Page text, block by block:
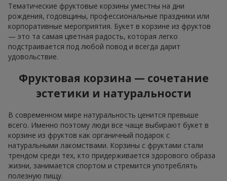
Тематические фруктовые корзины уместны на дни
рождения, годовщины, профессиональные праздники или
корпоративные мероприятия. Букет в корзине из фруктов
— это та самая цветная радость, которая легко
подстраивается под любой повод и всегда дарит
удовольствие.
Фруктовая корзина — сочетание
эстетики и натуральности
В современном мире натуральность ценится превыше
всего. Именно поэтому люди все чаще выбирают букет в
корзине из фруктов как органичный подарок с
натуральными лакомствами. Корзины с фруктами стали
трендом среди тех, кто придерживается здорового образа
жизни, занимается спортом и стремится употреблять
полезную пищу.